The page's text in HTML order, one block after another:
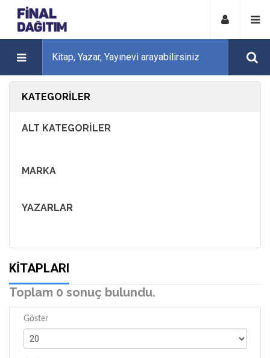
KATEGORILER
ALT KATEGORILER
MARKA
YAZARLAR
KITAPLARI
Toplam 0 sonuç bulundu.
Göster